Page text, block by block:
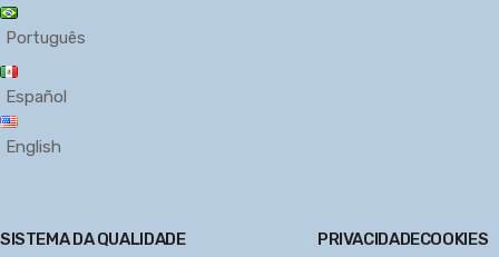
Português
Español
English
SISTEMA DA QUALIDADE PRIVACIDADECOOKIES